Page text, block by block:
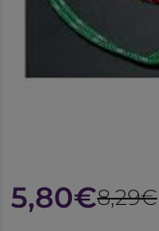
5,80€8,29€